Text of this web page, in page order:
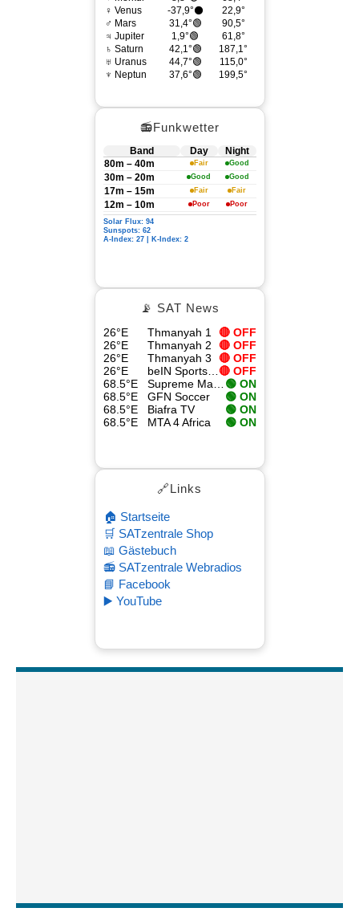
♀ Venus
-37,9°⚫
22,9°
♂ Mars
31,4°🟢
90,5°
♃ Jupiter
1,9°🟢
61,8°
♄ Saturn
42,1°🟢
187,1°
♅ Uranus
44,7°🟢
115,0°
♆ Neptun
37,6°🟢 199,5°
📻Funkwetter
Band Day
Night
80m – 40m
Fair Good
30m – 20m Good Good
17m – 15m Fair Fair
12m – 10m Poor Poor
Solar Flux: 94
Sunspots: 62
A-Index: 27 | K-Index: 2
📡 SAT News
26°E Thmanyah 1 🔴 OFF
26°E
Thmanyah 2
🔴 OFF
26°E
Thmanyah 3
🔴 OFF
26°E
beIN Sports 4K🔴 OFF
68.5°E
Supreme Master TV🟢 ON
68.5°E
GFN Soccer
🟢 ON
68.5°E
Biafra TV
🟢 ON
68.5°E
MTA 4 Africa 🟢 ON
🔗Links
🏠 Startseite
🛒 SATzentrale Shop
📖 Gästebuch
📻 SATzentrale Webradios
📘 Facebook
▶️ YouTube